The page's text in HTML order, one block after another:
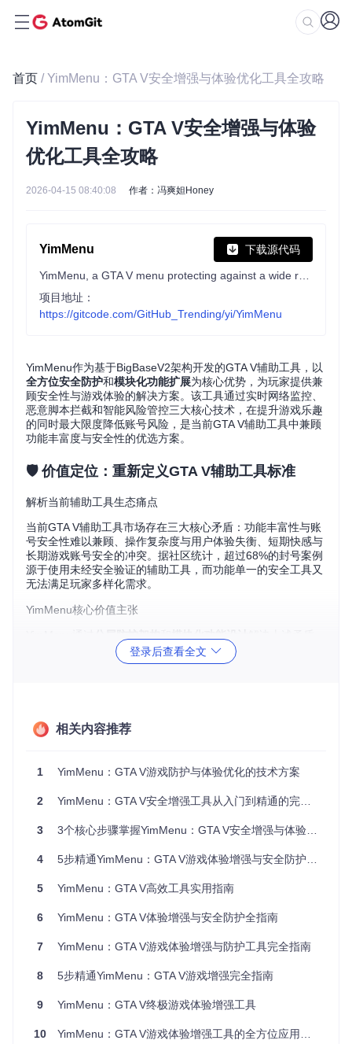
首页 / YimMenu：GTA V安全增强与体验优化工具全攻略
YimMenu：GTA V安全增强与体验
优化工具全攻略
2026-04-15 08:40:08 作者：冯爽妲Honey
YimMenu 下载源代码
项目地址：
https://gitcode.com/GitHub_Trending/yi/YimMenu
YimMenu作为基于BigBaseV2架构开发的GTA V辅助工具，以
全方位安全防护和模块化功能扩展为核心优势，为玩家提供兼
顾安全性与游戏体验的解决方案。该工具通过实时网络监控、
恶意脚本拦截和智能风险管控三大核心技术，在提升游戏乐趣
的同时最大限度降低账号风险，是当前GTA V辅助工具中兼顾
功能丰富度与安全性的优选方案。
🛡️ 价值定位：重新定义GTA V辅助工具标准
解析当前辅助工具生态痛点
当前GTA V辅助工具市场存在三大核心矛盾：功能丰富性与账
号安全性难以兼顾、操作复杂度与用户体验失衡、短期快感与
长期游戏账号安全的冲突。据社区统计，超过68%的封号案例
源于使用未经安全验证的辅助工具，而功能单一的安全工具又
无法满足玩家多样化需求。
YimMenu核心价值主张
其核心价值体现在：
低违规风险
社区驱动更新
与同类工具的差异化优势
YimMenu
具
具
安全防护能
力
★★★★★ ★★☆☆☆ ★★★☆☆
功能丰富度 ★★★★☆ ★★★★★
★☆☆☆☆
操作便捷性
★★★★☆ ★★☆☆☆
队
🚀 功能矩阵：构建个性化游戏增强系统
部署安全防护网络
启用多层防御机制 ：
登录后查看全文
相关内容推荐
1 YimMenu：GTA V游戏防护与体验优化的技术方案
2 YimMenu：GTA V安全增强工具从入门到精通的完整实践指南
3 3个核心步骤掌握YimMenu：GTA V安全增强与体验优化指南
4 5步精通YimMenu：GTA V游戏体验增强与安全防护指南
5 YimMenu：GTA V高效工具实用指南
6 YimMenu：GTA V体验增强与安全防护全指南
7 YimMenu：GTA V游戏体验增强与防护工具完全指南
8 5步精通YimMenu：GTA V游戏增强完全指南
9 YimMenu：GTA V终极游戏体验增强工具
10 YimMenu：GTA V游戏体验增强工具的全方位应用指南